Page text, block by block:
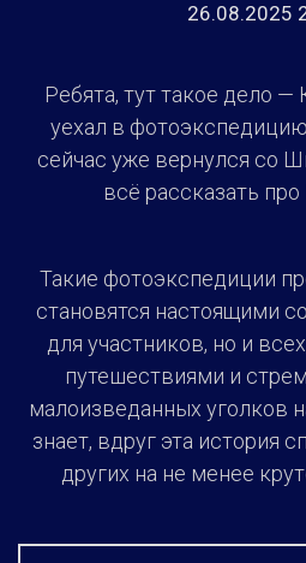
26.08.2025
Ребята, тут такое дело
уехал в
сейчас уже вернулся со
всё рассказать
Такие фотоэкспедиции
становятся настоящими
для участников, но и
путешествиями и
малоизведанных уголков
знает, вдруг эта история
других на не менее